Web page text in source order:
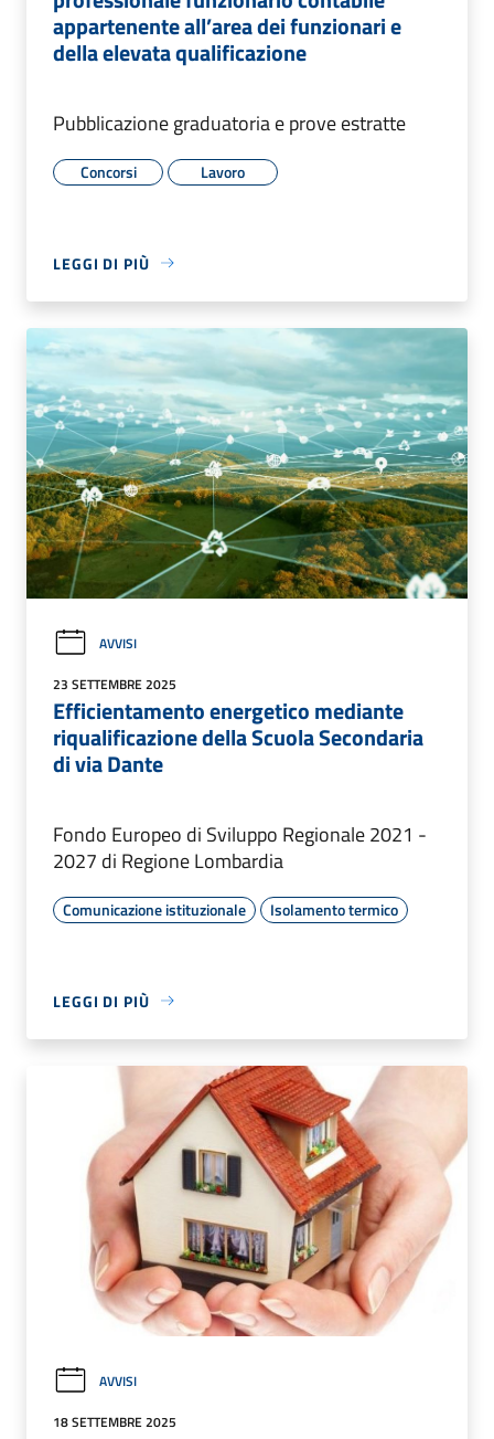
appartenente all’area dei funzionari e
della elevata qualificazione
Pubblicazione graduatoria e prove estratte
Concorsi Lavoro
LEGGI DI PIÙ
AVVISI
23 SETTEMBRE 2025
Efficientamento energetico mediante
riqualificazione della Scuola Secondaria
di via Dante
Fondo Europeo di Sviluppo Regionale 2021 -
2027 di Regione Lombardia
Comunicazione istituzionale Isolamento termico
LEGGI DI PIÙ
AVVISI
18 SETTEMBRE 2025